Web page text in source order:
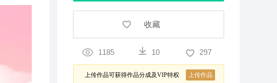
收藏
1185 10 297
上传作品可获得作品分成及VIP特权 上传作品